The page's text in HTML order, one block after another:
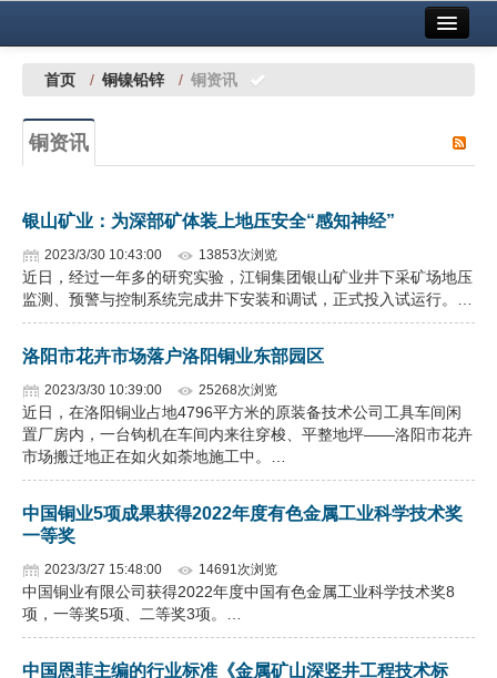
中国有色金属报社主办 广告服务
铜镍铅锌
稀有稀土
有色市场
镁钛
地矿 建设
党建工作
企业文化
《资源再生》杂志
行情报价
数字报
首页 / 铜镍铅锌 / 铜资讯
铜资讯
银山矿业：为深部矿体装上地压安全“感知神经”
2023/3/30 10:43:00 13853次浏览
近日，经过一年多的研究实验，江铜集团银山矿业井下采矿场地压
监测、预警与控制系统完成井下安装和调试，正式投入试运行。…
洛阳市花卉市场落户洛阳铜业东部园区
2023/3/30 10:39:00 25268次浏览
近日，在洛阳铜业占地4796平方米的原装备技术公司工具车间闲
置厂房内，一台钩机在车间内来往穿梭、平整地坪——洛阳市花卉
市场搬迁地正在如火如荼地施工中。…
中国铜业5项成果获得2022年度有色金属工业科学技术奖
一等奖
2023/3/27 15:48:00 14691次浏览
中国铜业有限公司获得2022年度中国有色金属工业科学技术奖8
项，一等奖5项、二等奖3项。…
中国恩菲主编的行业标准《金属矿山深竖井工程技术标